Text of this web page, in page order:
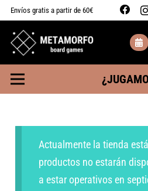
Envíos gratis a partir de 60€
Actualmente la tienda
productos no estarán
a estar operativos en